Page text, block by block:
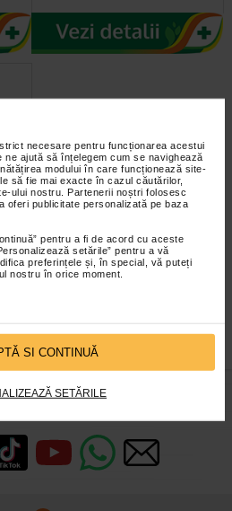
necesare pentru funcționarea acestui
ajută să înțelegem cum se navighează
modului în care funcționează site-
să fie mai exacte în cazul căutărilor,
ului nostru. Partenerii noștri folosesc
oferi publicitate personalizată pe baza
pentru a fi de acord cu aceste
setările” pentru a vă
preferințele și, în special, vă puteți
nostru în orice moment.
SI CONTINUĂ
SETĂRILECallCenter